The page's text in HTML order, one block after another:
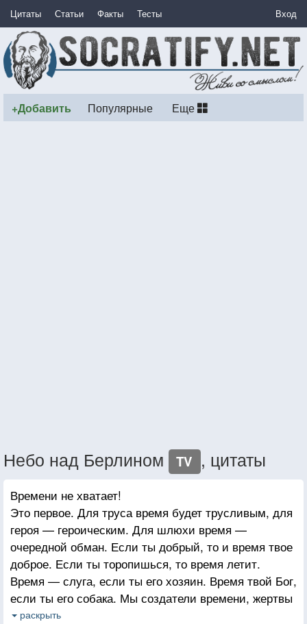
Цитаты Статьи Факты Тесты Вход
+Добавить Популярные Еще
Небо над Берлином TV , цитаты
Времени не хватает!
Это первое. Для труса время будет трусливым, для
героя — героическим. Для шлюхи время —
очередной обман. Если ты добрый, то и время твое
доброе. Если ты торопишься, то время летит.
Время — слуга, если ты его хозяин. Время твой Бог,
если ты его собака. Мы создатели времени, жертвы
времени и убийцы времени. Время безвременно.
раскрыть